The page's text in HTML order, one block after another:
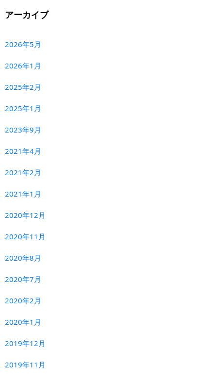
アーカイブ
2026年5月
2026年1月
2025年2月
2025年1月
2023年9月
2021年4月
2021年2月
2021年1月
2020年12月
2020年11月
2020年8月
2020年7月
2020年2月
2020年1月
2019年12月
2019年11月